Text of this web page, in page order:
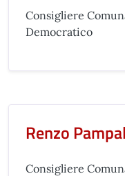
Consigliere
Democratico
Renzo
Consigliere